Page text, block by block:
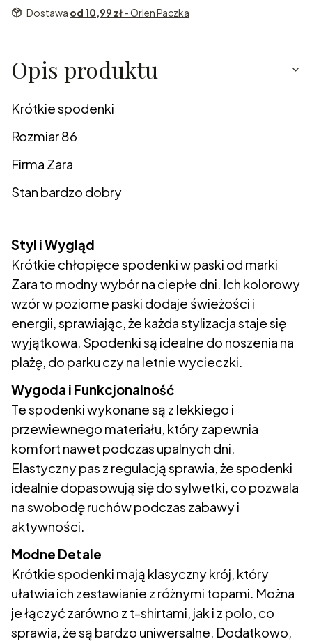
Dostawa od 10,99 zł- Orlen Paczka
Opis produktu
Krótkie spodenki
Rozmiar 86
Firma Zara
Stan bardzo dobry
Styl i Wygląd
Krótkie chłopięce spodenki w paski od marki
Zara to modny wybór na ciepłe dni. Ich kolorowy
wzór w poziome paski dodaje świeżości i
energii, sprawiając, że każda stylizacja staje się
wyjątkowa. Spodenki są idealne do noszenia na
plażę, do parku czy na letnie wycieczki.
Wygoda i Funkcjonalność
Te spodenki wykonane są z lekkiego i
przewiewnego materiału, który zapewnia
komfort nawet podczas upalnych dni.
Elastyczny pas z regulacją sprawia, że spodenki
idealnie dopasowują się do sylwetki, co pozwala
na swobodę ruchów podczas zabawy i
aktywności.
Modne Detale
Krótkie spodenki mają klasyczny krój, który
ułatwia ich zestawianie z różnymi topami. Można
je łączyć zarówno z t-shirtami, jak i z polo, co
sprawia, że są bardzo uniwersalne. Dodatkowo,